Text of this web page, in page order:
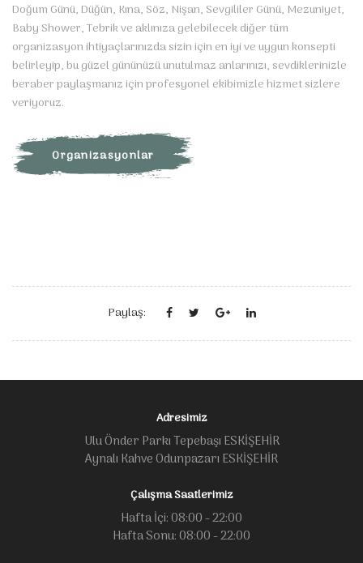
Doğum Günü, Düğün, Kına, Söz, Nişan, Sevgililer Günü, Mezuniyet,
Baby Shower, Tebrik ve aklınıza gelebilecek diğer tüm
organizasyon ihtiyaçlarınızda sizin için en iyi ve uygun konsepti
belirleyip, bu güzel gününüzü unutulmaz anlarınızı, sevdiklerinizle
beraber paylaşmanız için profesyonel ekibimizle hizmet sizlere
veriyoruz.
Organizasyonlar
Paylaş:
Adresimiz
Ulu Önder Parkı Tepebaşı ESKİŞEHİR
Aynalı Kahve Odunpazarı ESKİŞEHİR
Çalışma Saatlerimiz
Hafta İçi: 08:00 - 22:00
Hafta Sonu: 08:00 - 22:00